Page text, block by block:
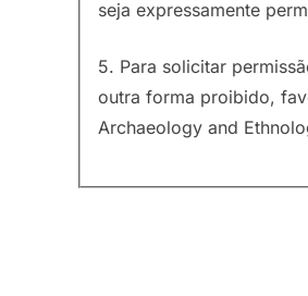
seja expressamente
5. Para solicitar
outra forma proibido,
Archaeology and